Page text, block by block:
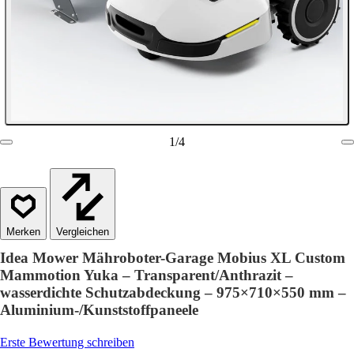
1/4
Vergleichen
Idea Mower Mähroboter-Garage Mobius XL Custom
Mammotion Yuka – Transparent/Anthrazit –
wasserdichte Schutzabdeckung – 975×710×550 mm –
Aluminium-/Kunststoffpaneele
Erste Bewertung schreiben